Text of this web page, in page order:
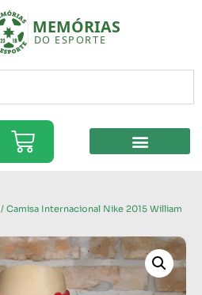
/ Camisa Internacional Nike 2015 William